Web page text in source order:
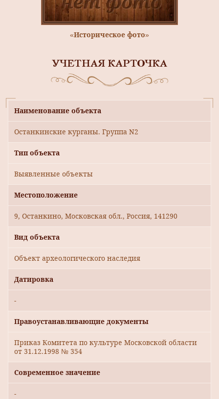
«Историческое фото»
УЧЕТНАЯ КАРТОЧКА
Наименование объекта
Останкинские курганы. Группа N2
Тип объекта
Выявленные объекты
Местоположение
9, Останкино, Московская обл., Россия, 141290
Вид объекта
Объект археологического наследия
Датировка
-
Правоустанавливающие документы
Приказ Комитета по культуре Московской области
от 31.12.1998 № 354
Современное значение
-